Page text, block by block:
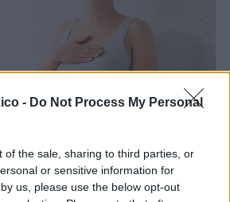
- Do Not Process My Personal
of the sale, sharing to third parties, or
or sensitive information for
us, please use the below opt-out
LEER